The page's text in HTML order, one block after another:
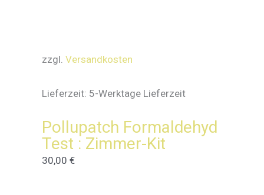
zzgl. Versandkosten
Lieferzeit: 5-Werktage Lieferzeit
Pollupatch Formaldehyd
Test : Zimmer-Kit
30,00 €